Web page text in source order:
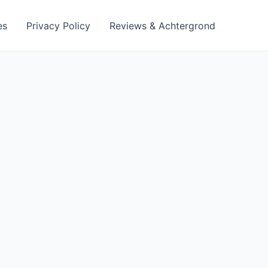
Privacy Policy Reviews & Achtergrond